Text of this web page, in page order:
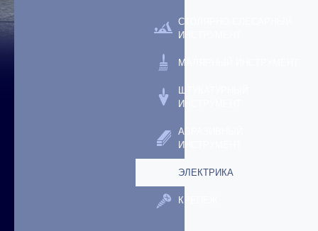
СТОЛЯРНО-СЛЕСАРНЫЙ
ИНСТРУМЕНТ
МАЛЯРНЫЙ ИНСТРУМЕНТ
ШТУКАТУРНЫЙ
ИНСТРУМЕНТ
АБРАЗИВНЫЙ
ИНСТРУМЕНТ
ЭЛЕКТРИКА
КРЕПЕЖ